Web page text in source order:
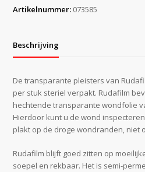
a
aantal
Artikelnummer: 073585
Beschrijving
De transparante pleisters van
per stuk steriel verpakt. Rudafilm
hechtende transparante wondfolie
Hierdoor kunt u de wond
plakt op de droge wondranden, niet
Rudafilm blijft goed zitten op
soepel en rekbaar. Het is semi-